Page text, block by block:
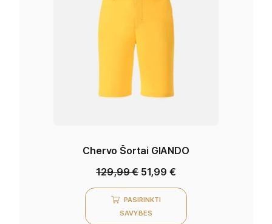
Chervo Šortai GIANDO
129,99€ 51,99 €
PASIRINKTI
SAVYBES